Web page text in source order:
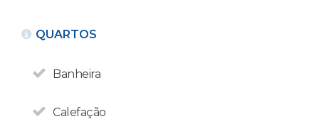
QUARTOS
Banheira
Calefação